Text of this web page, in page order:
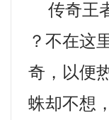
传奇王
？不在这
奇，以便
蛛却不想